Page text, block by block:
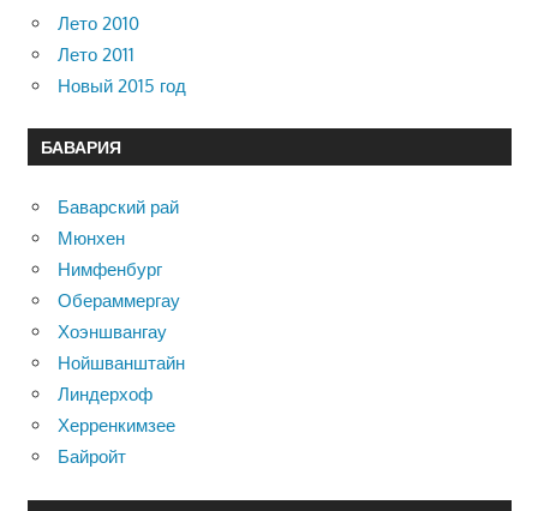
Лето 2010
Лето 2011
Новый 2015 год
БАВАРИЯ
Баварский рай
Мюнхен
Нимфенбург
Обераммергау
Хоэншвангау
Нойшванштайн
Линдерхоф
Херренкимзее
Байройт